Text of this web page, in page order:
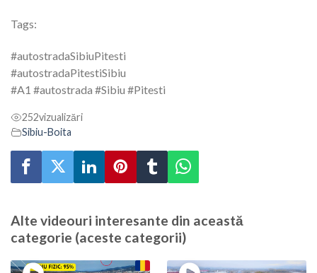
Tags:
#autostradaSibiuPitesti
#autostradaPitestiSibiu
#A1 #autostrada #Sibiu #Pitesti
252vizualizări
Sibiu-Boita
Alte videouri interesante din această
categorie (aceste categorii)